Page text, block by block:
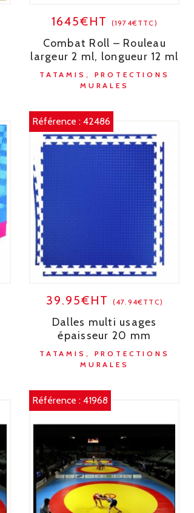
1645€HT (1974€TTC)
Combat Roll – Rouleau
largeur 2 ml, longueur 12 ml
TATAMIS, PROTECTIONS
MURALES
Référence :42486
39.95€HT (47.94€TTC)
Dalles multi usages
épaisseur 20 mm
TATAMIS, PROTECTIONS
MURALES
Référence :41968